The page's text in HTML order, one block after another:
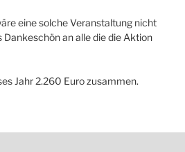
eine solche Veranstaltung nicht
Dankeschön an alle die die Aktion
Jahr 2.260 Euro zusammen.